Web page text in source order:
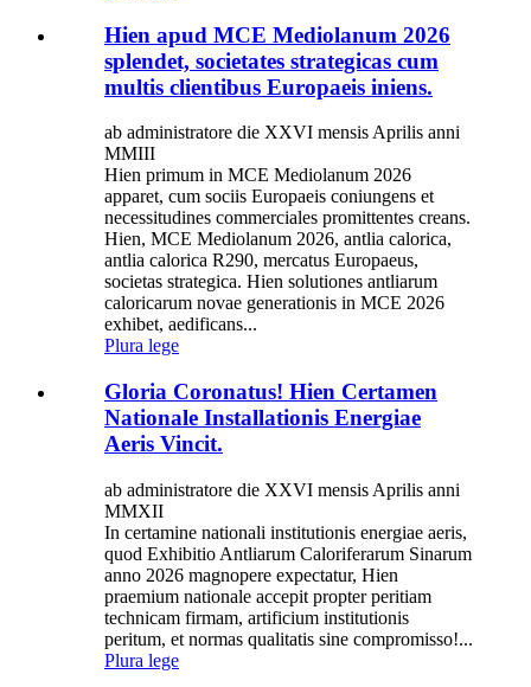
Hien apud MCE Mediolanum 2026
splendet, societates strategicas cum
multis clientibus Europaeis iniens.
ab administratore die XXVI mensis Aprilis anni
MMIII
Hien primum in MCE Mediolanum 2026
apparet, cum sociis Europaeis coniungens et
necessitudines commerciales promittentes creans.
Hien, MCE Mediolanum 2026, antlia calorica,
antlia calorica R290, mercatus Europaeus,
societas strategica. Hien solutiones antliarum
caloricarum novae generationis in MCE 2026
exhibet, aedificans...
Plura lege
Gloria Coronatus! Hien Certamen
Nationale Installationis Energiae
Aeris Vincit.
ab administratore die XXVI mensis Aprilis anni
MMXII
In certamine nationali institutionis energiae aeris,
quod Exhibitio Antliarum Caloriferarum Sinarum
anno 2026 magnopere expectatur, Hien
praemium nationale accepit propter peritiam
technicam firmam, artificium institutionis
peritum, et normas qualitatis sine compromisso!...
Plura lege